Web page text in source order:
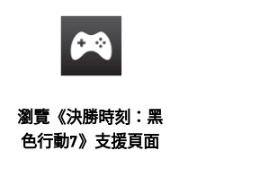
瀏覽《決勝時刻：黑
色行動7》支援頁面